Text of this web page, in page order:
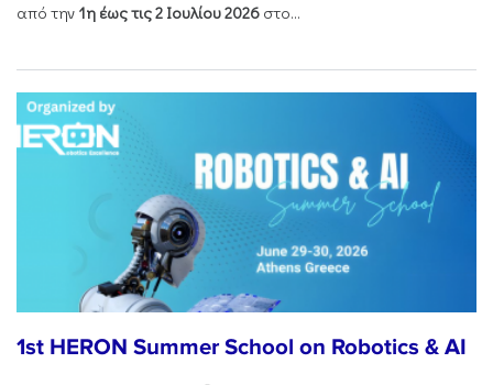
από την 1η έως τις 2 Ιουλίου 2026 στο...
1st HERON Summer School on Robotics & AI